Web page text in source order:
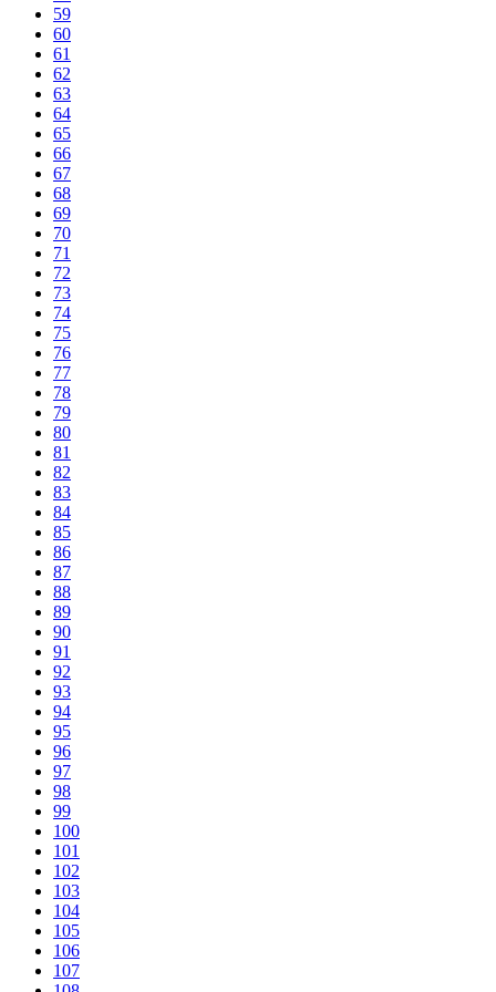
59
60
61
62
63
64
65
66
67
68
69
70
71
72
73
74
75
76
77
78
79
80
81
82
83
84
85
86
87
88
89
90
91
92
93
94
95
96
97
98
99
100
101
102
103
104
105
106
107